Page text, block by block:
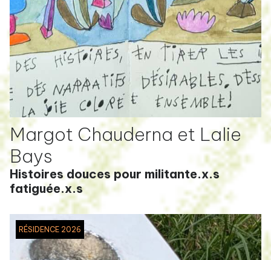
Margot Chauderna et Lalie
Bays
Histoires douces pour militante.x.s
fatiguée.x.s
RÉSIDENCE 2026